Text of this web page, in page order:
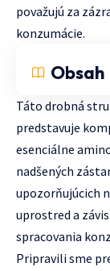
považujú za
konzumácie.
Obsah
Táto drobná
predstavuje
esenciálne
nadšených
upozorňujúcich
uprostred a
spracovania
Pripravili sme